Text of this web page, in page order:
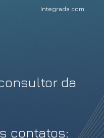
Integrada com:
da
contatos: